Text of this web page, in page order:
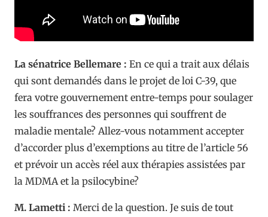
La sénatrice Bellemare : En ce qui a trait aux délais
qui sont demandés dans le projet de loi C-39, que
fera votre gouvernement entre-temps pour soulager
les souffrances des personnes qui souffrent de
maladie mentale? Allez-vous notamment accepter
d’accorder plus d’exemptions au titre de l’article 56
et prévoir un accès réel aux thérapies assistées par
la MDMA et la psilocybine?
M. Lametti : Merci de la question. Je suis de tout